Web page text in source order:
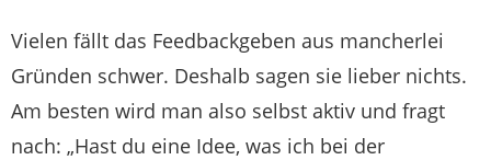
Vielen fällt das Feedbackgeben aus mancherlei
Gründen schwer. Deshalb sagen sie lieber nichts.
Am besten wird man also selbst aktiv und fragt
nach: „Hast du eine Idee, was ich bei der